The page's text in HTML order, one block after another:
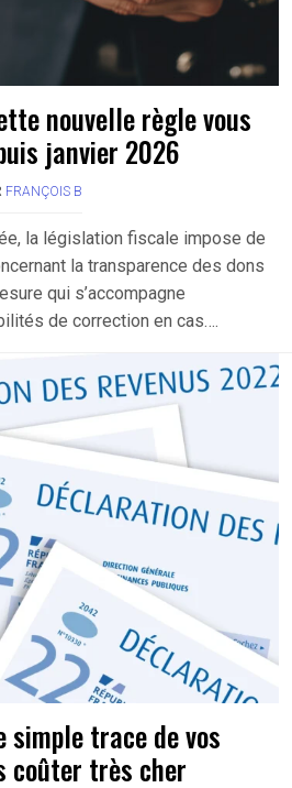
nouvelle règle vous
janvier 2026
FRANÇOIS B
la législation fiscale impose de
la transparence des dons
qui s’accompagne
de correction en cas….
simple trace de vos
coûter très cher